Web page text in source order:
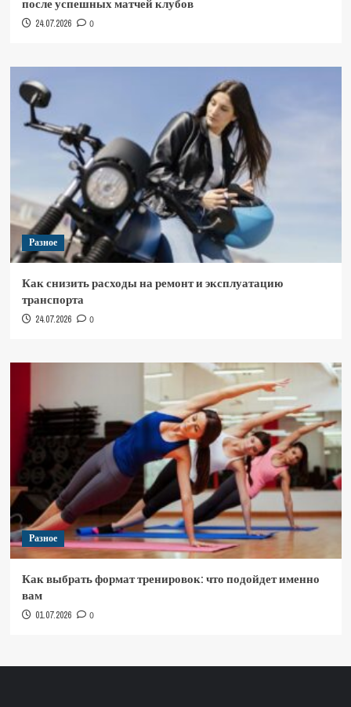
после успешных матчей клубов
24.07.2026 0
Разное
Как снизить расходы на ремонт и эксплуатацию
транспорта
24.07.2026 0
Разное
Как выбрать формат тренировок: что подойдет именно
вам
01.07.2026 0